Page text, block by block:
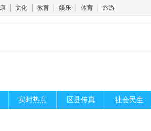
文化 教育 娱乐 体育 旅游
实时热点 区县传真 社会民生